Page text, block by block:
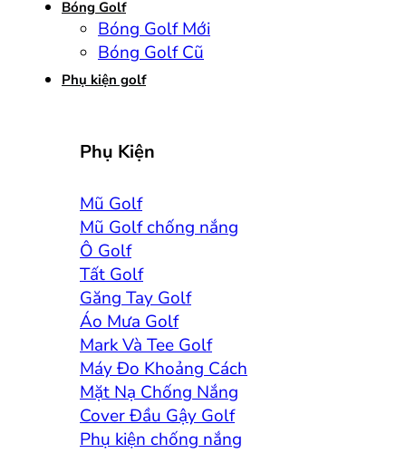
Bóng Golf
Bóng Golf Mới
Bóng Golf Cũ
Phụ kiện golf
Phụ Kiện
Mũ Golf
Mũ Golf chống nắng
Ô Golf
Tất Golf
Găng Tay Golf
Áo Mưa Golf
Mark Và Tee Golf
Máy Đo Khoảng Cách
Mặt Nạ Chống Nắng
Cover Đầu Gậy Golf
Phụ kiện chống nắng